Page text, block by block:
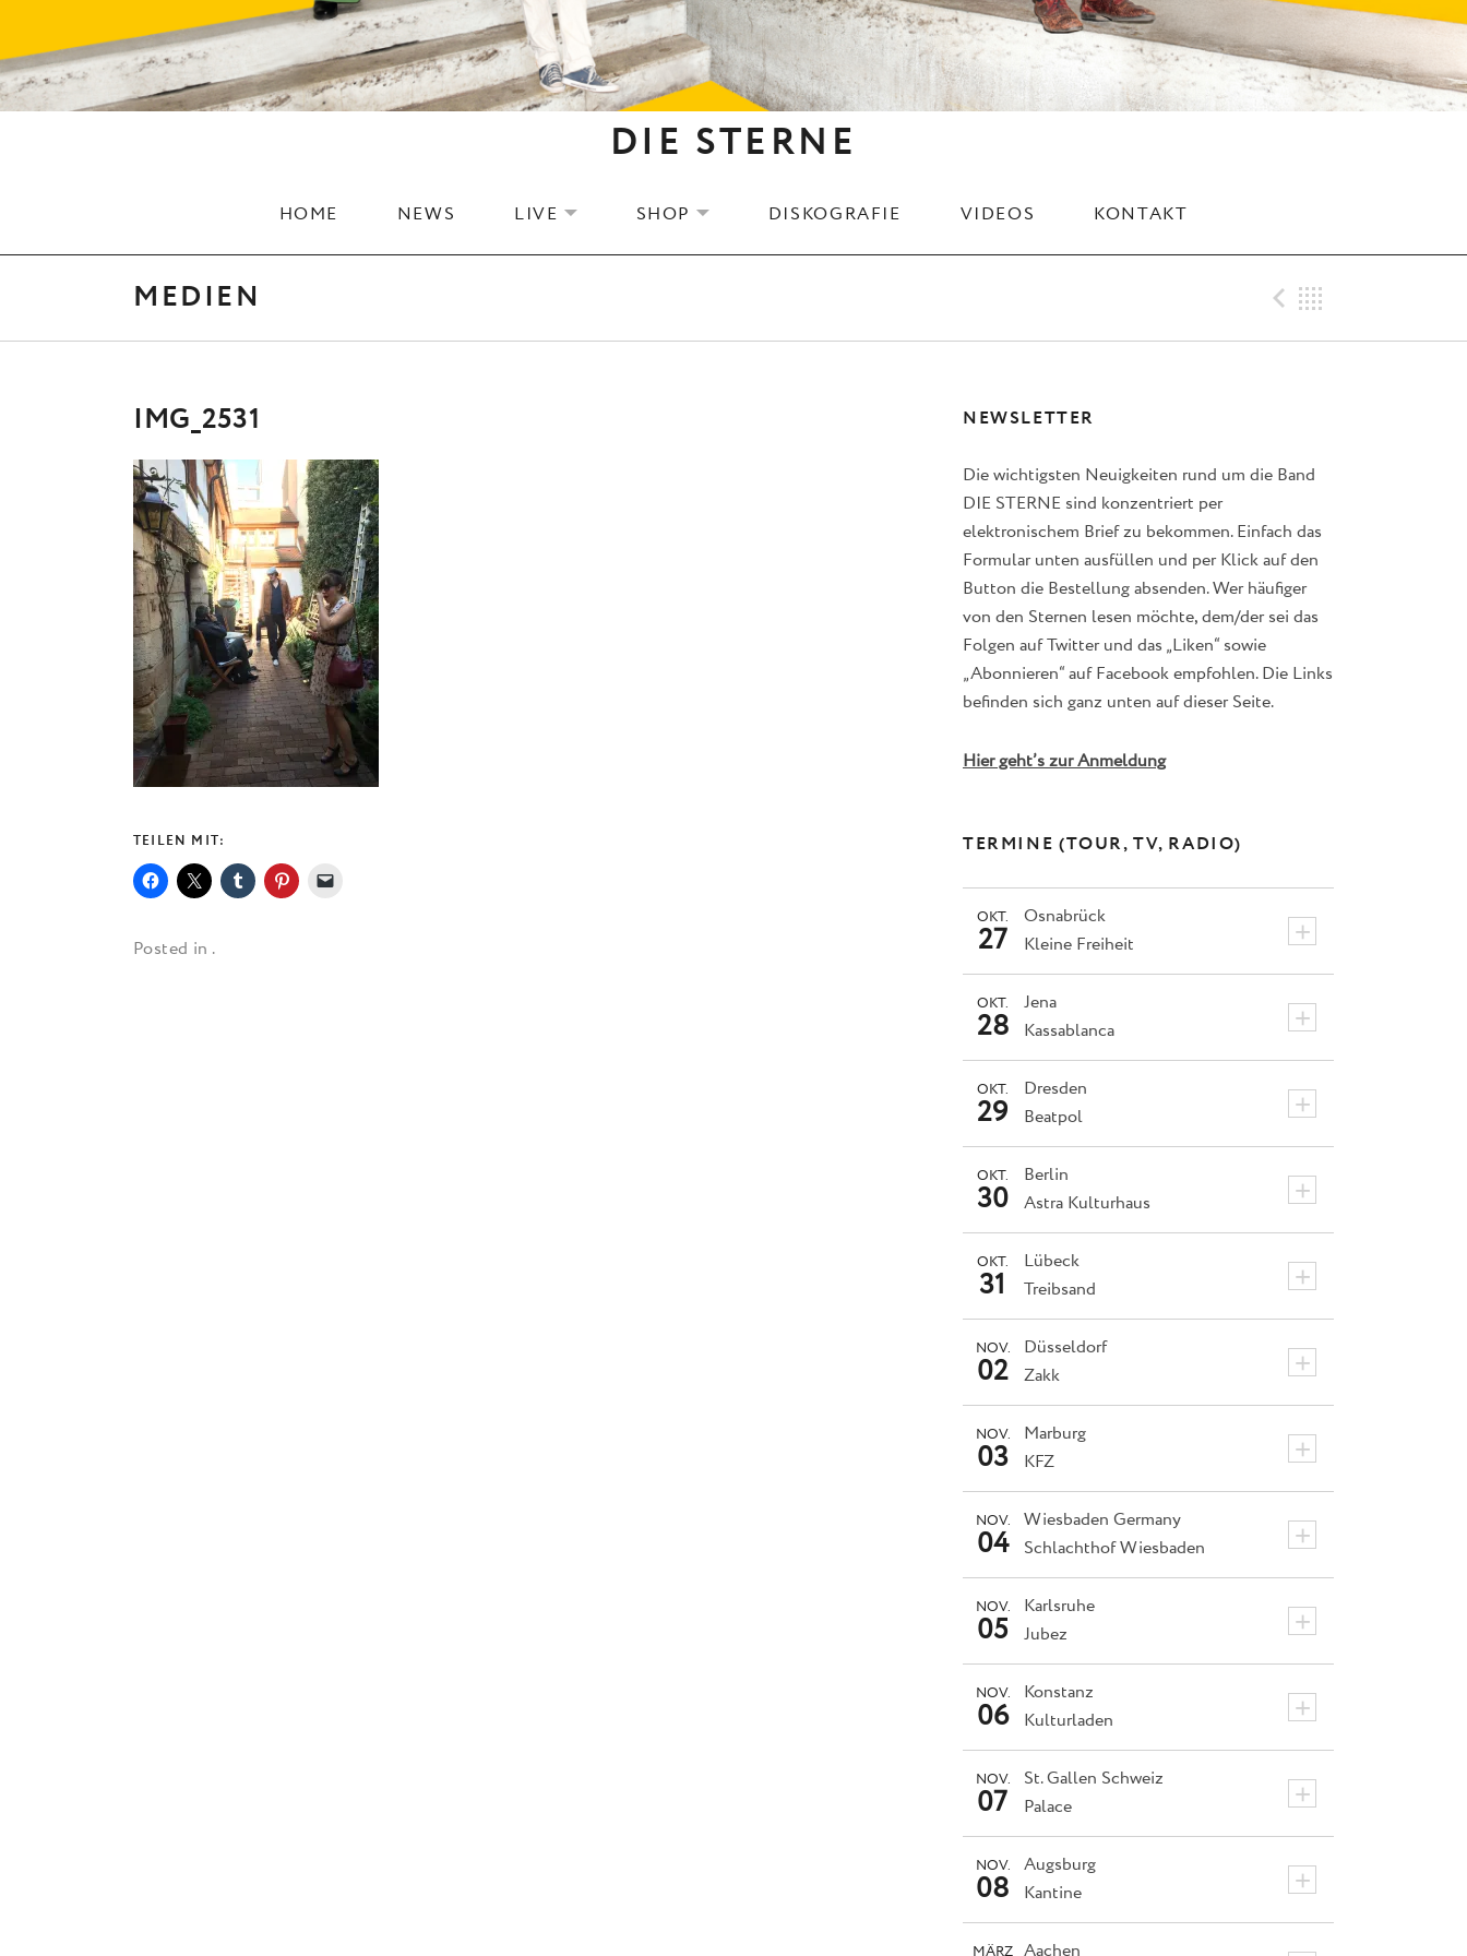
DIE STERNE
HOME NEWS LIVE EXPAND SUBMENU
SHOP EXPAND SUBMENU
DISKOGRAFIE VIDEOS KONTAKT
MEDIEN Previous
IMG_2531
TEILEN MIT:
Posted in .
NEWSLETTER
Die wichtigsten Neuigkeiten rund um die Band
DIE STERNE sind konzentriert per
elektronischem Brief zu bekommen. Einfach das
Formular unten ausfüllen und per Klick auf den
Button die Bestellung absenden. Wer häufiger
von den Sternen lesen möchte, dem/der sei das
Folgen auf Twitter und das „Liken“ sowie
„Abonnieren“ auf Facebook empfohlen. Die Links
befinden sich ganz unten auf dieser Seite.
Hier geht’s zur Anmeldung
TERMINE (TOUR, TV, RADIO)
Osnabrück +
OKT.
27 Kleine Freiheit
Jena +
OKT.
28 Kassablanca
Dresden +
OKT.
29 Beatpol
Berlin +
OKT.
30 Astra Kulturhaus
Lübeck +
OKT.
31 Treibsand
Düsseldorf +
NOV.
02 Zakk
Marburg +
NOV.
03 KFZ
Wiesbaden Germany +
NOV.
04 Schlachthof Wiesbaden
Karlsruhe +
NOV.
05 Jubez
Konstanz +
NOV.
06 Kulturladen
St. Gallen Schweiz +
NOV.
07 Palace
Augsburg +
NOV.
08 Kantine